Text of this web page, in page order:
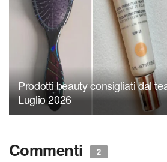
Prodotti beauty consigliati dal
Luglio 2026
Commenti 2